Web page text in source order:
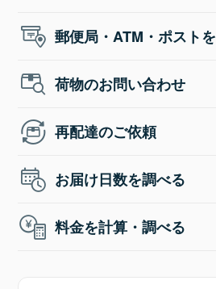
郵便局・ATM・ポスト
荷物のお問い合わせ
再配達のご依頼
お届け日数を調べる
料金を計算・調べる